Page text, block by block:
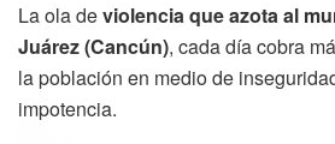
La ola deviolencia que azota al
Juárez (Cancún), cada día cobra
la población en medio de
impotencia.